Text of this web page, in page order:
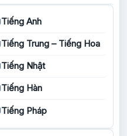
Tiếng Anh
Tiếng Trung – Tiếng Hoa
Tiếng Nhật
Tiếng Hàn
Tiếng Pháp